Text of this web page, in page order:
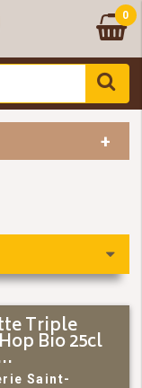
0
+
Triple
Bio 25cl
Saint-